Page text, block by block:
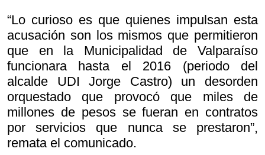
“Lo curioso es que quienes impulsan esta
acusación son los mismos que permitieron
que en la Municipalidad de Valparaíso
funcionara hasta el 2016 (periodo del
alcalde UDI Jorge Castro) un desorden
orquestado que provocó que miles de
millones de pesos se fueran en contratos
por servicios que nunca se prestaron”,
remata el comunicado.